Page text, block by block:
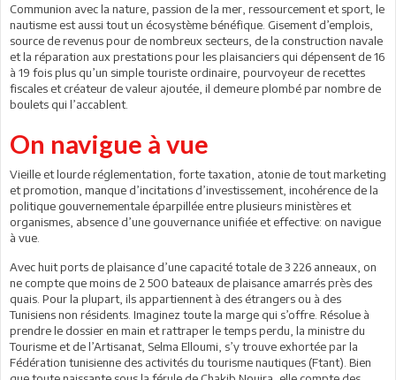
Communion avec la nature, passion de la mer, ressourcement et sport, le
nautisme est aussi tout un écosystème bénéfique. Gisement d’emplois,
source de revenus pour de nombreux secteurs, de la construction navale
et la réparation aux prestations pour les plaisanciers qui dépensent de 16
à 19 fois plus qu’un simple touriste ordinaire, pourvoyeur de recettes
fiscales et créateur de valeur ajoutée, il demeure plombé par nombre de
boulets qui l’accablent.
On navigue à vue
Vieille et lourde réglementation, forte taxation, atonie de tout marketing
et promotion, manque d’incitations d’investissement, incohérence de la
politique gouvernementale éparpillée entre plusieurs ministères et
organismes, absence d’une gouvernance unifiée et effective: on navigue
à vue.
Avec huit ports de plaisance d’une capacité totale de 3 226 anneaux, on
ne compte que moins de 2 500 bateaux de plaisance amarrés près des
quais. Pour la plupart, ils appartiennent à des étrangers ou à des
Tunisiens non résidents. Imaginez toute la marge qui s’offre. Résolue à
prendre le dossier en main et rattraper le temps perdu, la ministre du
Tourisme et de l’Artisanat, Selma Elloumi, s’y trouve exhortée par la
Fédération tunisienne des activités du tourisme nautiques (Ftant). Bien